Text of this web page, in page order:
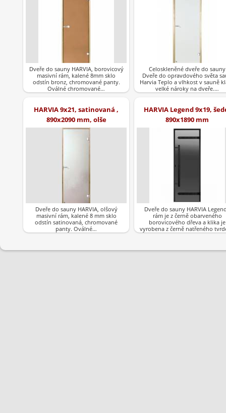
Dveře do sauny HARVIA, borovicový
masivní rám, kalené 8mm sklo
odstín bronz, chromované panty.
Oválné chromované…
Celoskleněné dveře do
Dveře do opravdového světa
Harvia Teplo a vlhkost v sauně
velké nároky na dveře.…
HARVIA 9x21, satinovaná ,
890x2090 mm, olše
Dveře do sauny HARVIA, olšový
masivní rám, kalené 8 mm sklo
odstín satinovaná, chromované
panty. Oválné…
HARVIA Legend 9x19,
890x1890 mm
Dveře do sauny HARVIA
rám je z černě obarveného
borovicového dřeva a klika je
vyrobena z černě natřeného
dřeva.Barva…